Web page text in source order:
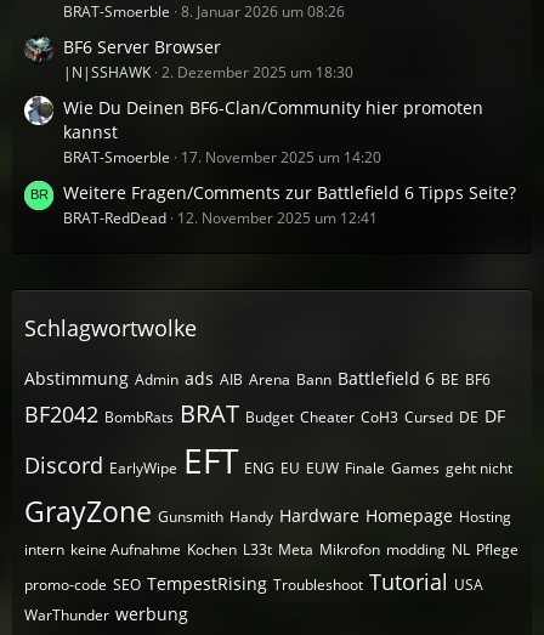
BRAT-Smoerble 8. Januar 2026 um 08:26
BF6 Server Browser
|N|SSHAWK 2. Dezember 2025 um 18:30
Wie Du Deinen BF6-Clan/Community hier promoten
kannst
BRAT-Smoerble 17. November 2025 um 14:20
Weitere Fragen/Comments zur Battlefield 6 Tipps Seite?
BRAT-RedDead 12. November 2025 um 12:41
Schlagwortwolke
Abstimmung Admin ads AIB Arena Bann Battlefield 6 BE BF6
BF2042 BombRats BRAT Budget Cheater CoH3 Cursed DE DF
Discord EarlyWipe EFT ENG EU EUW Finale Games geht nicht
GrayZone Gunsmith Handy Hardware Homepage Hosting
intern keine Aufnahme Kochen L33t Meta Mikrofon modding NL Pflege
promo-code SEO TempestRising Troubleshoot Tutorial USA
WarThunder werbung